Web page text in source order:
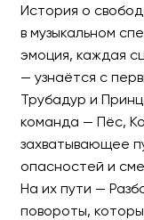
История о
в музыкальном
эмоция, каждая
— узнаётся с
Трубадур и
команда — Пёс,
захватывающее
опасностей и
На их пути —
повороты,